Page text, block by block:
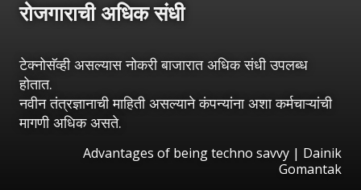
रोजगाराची अधिक संधी
टेक्नोसॅव्ही असल्यास नोकरी बाजारात अधिक संधी उपलब्ध
होतात.
नवीन तंत्रज्ञानाची माहिती असल्याने कंपन्यांना अशा कर्मचाऱ्यांची
मागणी अधिक असते.
Advantages of being techno savvy | Dainik
Gomantak